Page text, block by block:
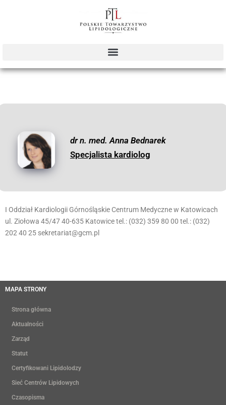
dr n. med. Anna Bednarek
Specjalista kardiolog
I Oddział Kardiologii Górnośląskie Centrum Medyczne w Katowicach
ul. Ziołowa 45/47 40-635 Katowice tel.: (032) 359 80 00 tel.: (032)
202 40 25 sekretariat@gcm.pl
MAPA STRONY
Strona główna
Aktualności
Zarząd
Statut
Certyfikowani Lipidolodzy
Sieć Centrów Lipidowych
Czasopisma